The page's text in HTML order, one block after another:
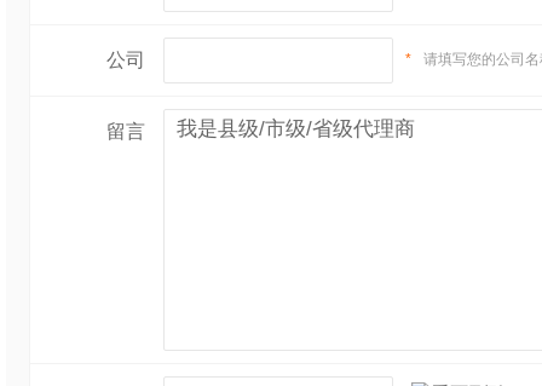
公司 * 请填写您的公司
留言